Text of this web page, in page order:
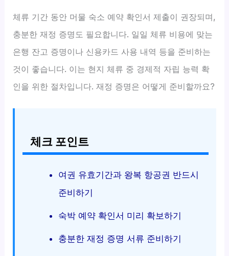
체류 기간 동안 머물 숙소 예약 확인서 제출이 권장되며,
충분한 재정 증명도 필요합니다. 일일 체류 비용에 맞는
은행 잔고 증명이나 신용카드 사용 내역 등을 준비하는
것이 좋습니다. 이는 현지 체류 중 경제적 자립 능력 확
인을 위한 절차입니다. 재정 증명은 어떻게 준비할까요?
체크 포인트
여권 유효기간과 왕복 항공권 반드시
준비하기
숙박 예약 확인서 미리 확보하기
충분한 재정 증명 서류 준비하기